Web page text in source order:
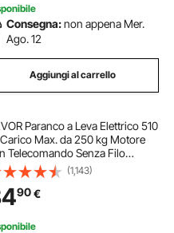
per uva in acciaio
Consegna:non appena Mer.
Ago. 12
Aggiungi al carrello
Paranco a Leva Elettrico 510
Max. da 250 kg Motore
Telecomando Senza Filo
da 10m, Paranco Elettrico
per Sollevamento Carico
10 m/min Altezza 12m
(1,143)
90€